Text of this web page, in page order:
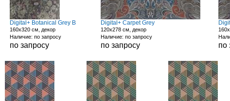
Digital+ Botanical Grey B
160x320 см, декор
Наличие: по запросу
по запросу
Digital+ Carpet Grey
120x278 см, декор
Наличие: по запросу
по запросу по